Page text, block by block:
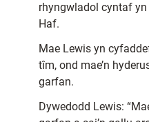
rhyngwladol cyntaf
Haf.
Mae Lewis yn
tîm, ond mae’n
garfan.
Dywedodd Lewis: